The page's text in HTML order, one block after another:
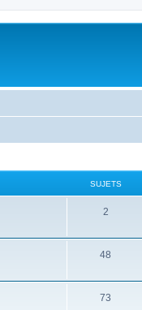
SUJETS
2
48
73